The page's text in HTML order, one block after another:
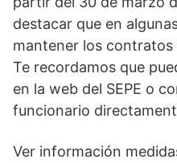
destacar que en
mantener los
Te recordamos que
en la web del SEPE o
funcionario
Ver información